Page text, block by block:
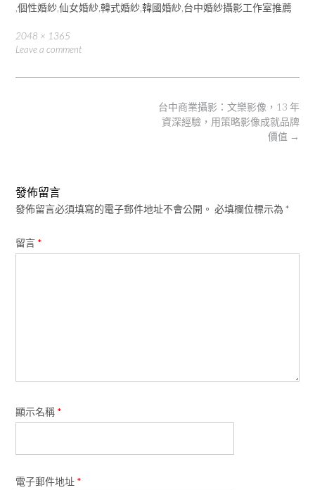
,個性婚紗,仙女婚紗,韓式婚紗,韓國婚紗,台中婚紗攝影工作室推薦
Full
size
2048 × 1365
Leave a comment
台中商業攝影：文樂影像，13 年
資深經驗，用策略影像成就品牌
價值 →
發佈留言
發佈留言必須填寫的電子郵件地址不會公開。 必填欄位標示為 *
留言 *
顯示名稱 *
電子郵件地址 *